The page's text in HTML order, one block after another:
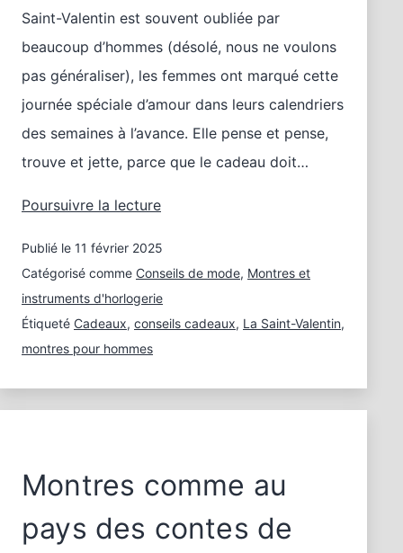
Saint-Valentin est souvent oubliée par
beaucoup d’hommes (désolé, nous ne voulons
pas généraliser), les femmes ont marqué cette
journée spéciale d’amour dans leurs calendriers
des semaines à l’avance. Elle pense et pense,
trouve et jette, parce que le cadeau doit…
Poursuivre la lectureUne
pour
homme
pour
la
Publié le 11 février 2025
Catégorisé comme Conseils de mode, Montres et
instruments d'horlogerie
Étiqueté Cadeaux, conseils cadeaux, La Saint-Valentin,
montres pour hommes
Montres comme au
pays des contes de